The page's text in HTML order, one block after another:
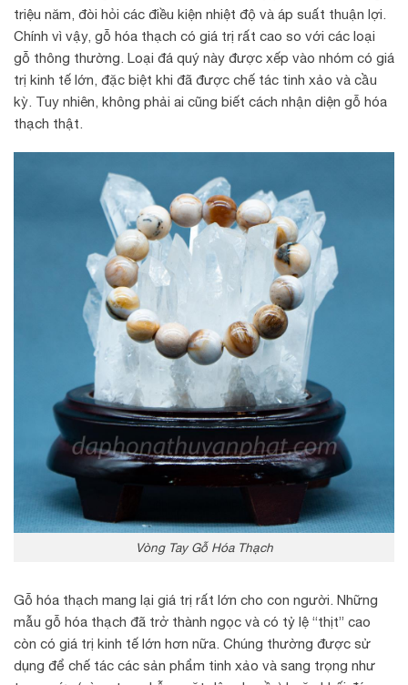
triệu năm, đòi hỏi các điều kiện nhiệt độ và áp suất thuận lợi.
Chính vì vậy, gỗ hóa thạch có giá trị rất cao so với các loại
gỗ thông thường. Loại đá quý này được xếp vào nhóm có giá
trị kinh tế lớn, đặc biệt khi đã được chế tác tinh xảo và cầu
kỳ. Tuy nhiên, không phải ai cũng biết cách nhận diện gỗ hóa
thạch thật.
Vòng Tay Gỗ Hóa Thạch
Gỗ hóa thạch mang lại giá trị rất lớn cho con người. Những
mẫu gỗ hóa thạch đã trở thành ngọc và có tỷ lệ “thịt” cao
còn có giá trị kinh tế lớn hơn nữa. Chúng thường được sử
dụng để chế tác các sản phẩm tinh xảo và sang trọng như